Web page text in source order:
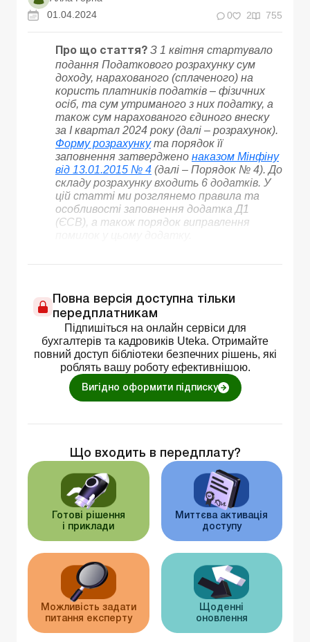
01.04.2024
0 2 755
Про що стаття? З 1 квітня стартувало
подання Податкового розрахунку сум
доходу, нарахованого (сплаченого) на
користь платників податків – фізичних
осіб, та сум утриманого з них податку, а
також сум нарахованого єдиного внеску
за І квартал 2024 року (далі – розрахунок).
Форму розрахункута порядок її
заповнення затверджено наказом Мінфіну
від 13.01.2015 № 4 (далі – Порядок № 4). До
складу розрахунку входить 6 додатків. У
цій статті ми розглянемо правила та
особливості заповнення додатка Д1
(ЄСВ), а також порядок виправлення
Повна версія доступна тільки
передплатникам
Підпишіться на онлайн сервіси для
бухгалтерів та кадровиків Uteka. Отримайте
повний доступ бібліотеки безпечних рішень, які
роблять вашу роботу ефективнішою.
Вигідно оформити підписку
Що входить в передплату?
Готові рішення
і приклади
Миттєва активація
доступу
Можливість задати
питання експерту
Щоденні
оновлення